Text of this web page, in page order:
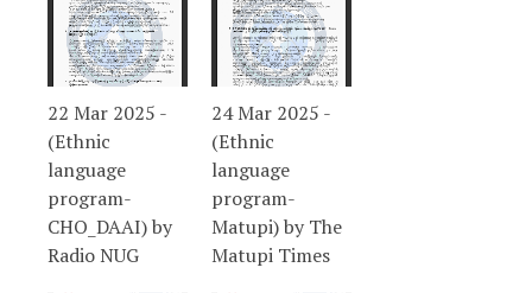
22 Mar 2025 -
(Ethnic
language
program-
CHO_DAAI) by
Radio NUG
24 Mar 2025 -
(Ethnic
language
program-
Matupi) by The
Matupi Times